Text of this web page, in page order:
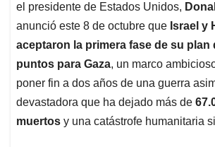
A
p
p
o
o
k
d
I
n
d
s
el presidente de Estados Unidos,
anunció este 8 de octubre que Israel y
aceptaron la primera fase de su plan
puntos para Gaza, un marco
poner fin a dos años de una guerra
devastadora que ha dejado más de
muertos y una catástrofe humanitaria